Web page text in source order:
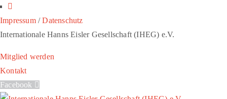
Impressum/Datenschutz
Internationale Hanns Eisler Gesellschaft (IHEG) e.V.
Mitglied werden
Kontakt
Facebook